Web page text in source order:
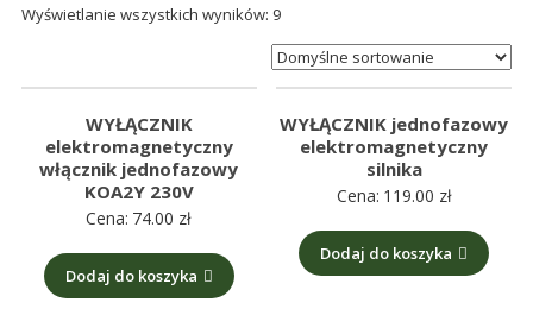
części
Produkujemy
różnego
rodzaju
betoniarek,
maszyn
Wyświetlanie wszystkich wyników: 9
WYŁĄCZNIK
elektromagnetyczny
włącznik jednofazowy
KOA2Y 230V
Cena: 74.00 zł
Dodaj do koszyka
WYŁĄCZNIK jednofazowy
elektromagnetyczny
silnika
Cena: 119.00 zł
Dodaj do koszyka